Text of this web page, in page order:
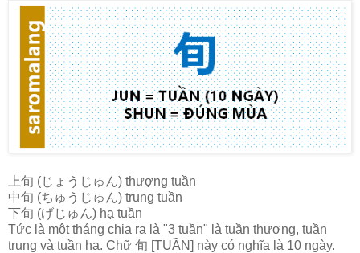
上旬 (じょうじゅん) thượng tuần
中旬 (ちゅうじゅん) trung tuần
下旬 (げじゅん) hạ tuần
Tức là một tháng chia ra là "3 tuần" là tuần thượng, tuần
trung và tuần hạ. Chữ 旬 [TUẦN] này có nghĩa là 10 ngày.